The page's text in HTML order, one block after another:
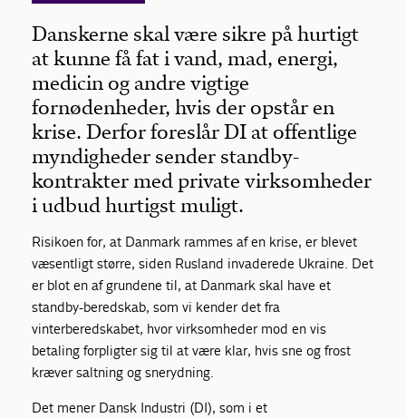
Danskerne skal være sikre på hurtigt
at kunne få fat i vand, mad, energi,
medicin og andre vigtige
fornødenheder, hvis der opstår en
krise. Derfor foreslår DI at offentlige
myndigheder sender standby-
kontrakter med private virksomheder
i udbud hurtigst muligt.
Risikoen for, at Danmark rammes af en krise, er blevet
væsentligt større, siden Rusland invaderede Ukraine. Det
er blot en af grundene til, at Danmark skal have et
standby-beredskab, som vi kender det fra
vinterberedskabet, hvor virksomheder mod en vis
betaling forpligter sig til at være klar, hvis sne og frost
kræver saltning og snerydning.
Det mener Dansk Industri (DI), som i et